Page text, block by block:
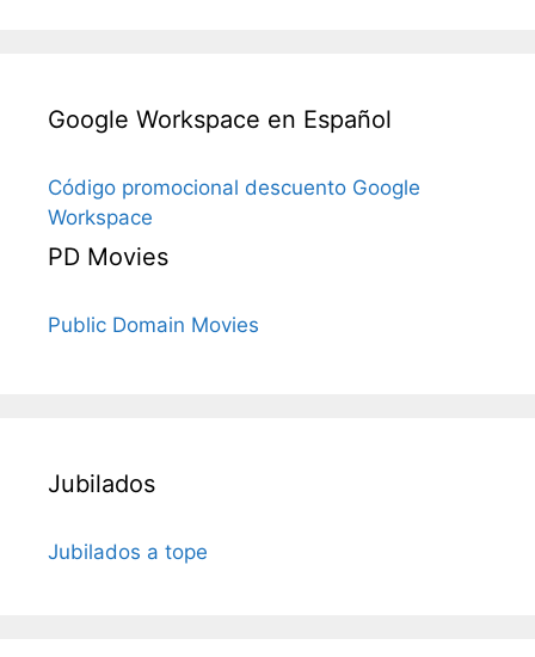
Google Workspace en Español
Código promocional descuento Google
Workspace
PD Movies
Public Domain Movies
Jubilados
Jubilados a tope